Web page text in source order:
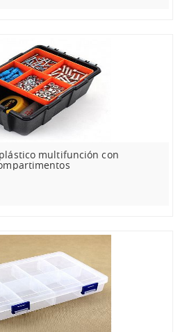
multifunción con